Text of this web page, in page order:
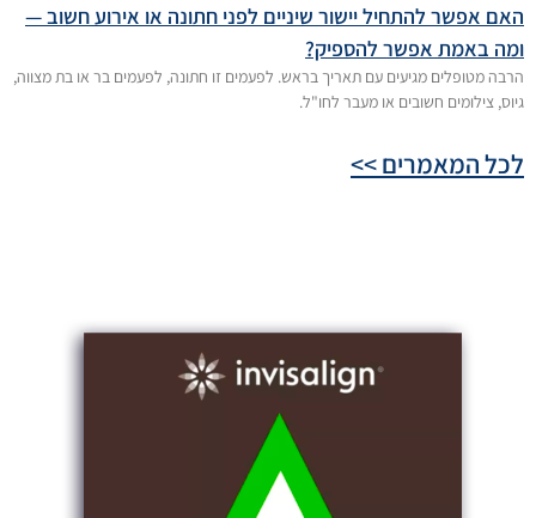
האם אפשר להתחיל יישור שיניים לפני חתונה או אירוע חשוב —
ומה באמת אפשר להספיק?
הרבה מטופלים מגיעים עם תאריך בראש. לפעמים זו חתונה, לפעמים בר או בת מצווה,
גיוס, צילומים חשובים או מעבר לחו"ל.
לכל המאמרים >>